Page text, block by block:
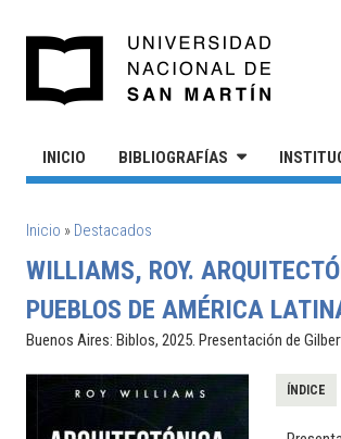
INICIO BIBLIOGRAFÍAS
SE ENCUENTRA USTED AQUÍ
Inicio » Destacados
WILLIAMS, ROY.
PUEBLOS DE AMÉRICA
Buenos Aires: Biblos, 2025. Presentación de
ÍNDICE